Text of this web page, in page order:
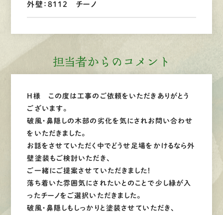
外壁：8112 チーノ
担当者からのコメント
H様 この度は工事のご依頼をいただきありがとう
ございます。
破風・鼻隠しの木部の劣化を気にされお問い合わせ
をいただきました。
お話をさせていただく中でどうせ足場をかけるなら外
壁塗装もご検討いただき、
ご一緒にご提案させていただきました！
落ち着いた雰囲気にされたいとのことで少し緑が入
ったチーノをご選択いただきました。
破風・鼻隠しもしっかりと塗装させていただき、